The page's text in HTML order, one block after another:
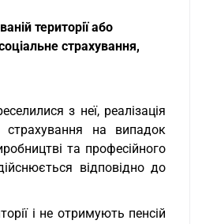
території або
страхування,
з неї, реалізація
страхування на випадок
та професійного
відповідно до
і не отримують пенсій